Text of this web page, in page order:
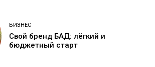
БИЗНЕС
Свой бренд БАД: лёгкий и
бюджетный старт